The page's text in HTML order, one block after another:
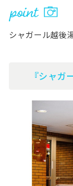
シャガール越後
『シャガ